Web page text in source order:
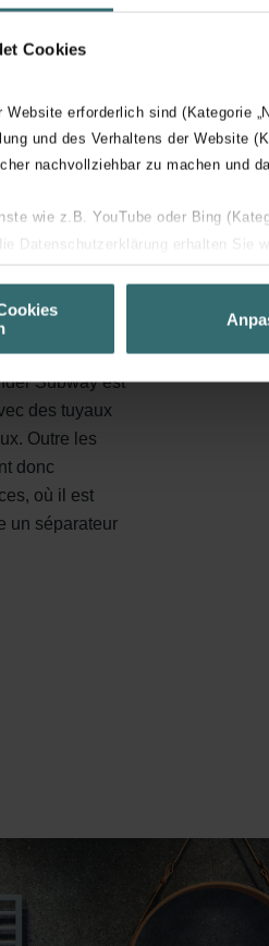
Cookies
erforderlich sind (Kategorie
und des Verhaltens der Website
nachvollziehbar zu machen und
wie z.B. YouTube oder Bing
Datenschutzerklärung erhalten Sie
um Ihnen die bestmögliche
zur Verfügung zu stellen. Alle
Group
Déclarations de confidentialité
s.r.o.: Zásady ochrany
des données
Sanayi ve Ticaret
Subway est
des tuyaux
Outre les
donc
où il est
un séparateur